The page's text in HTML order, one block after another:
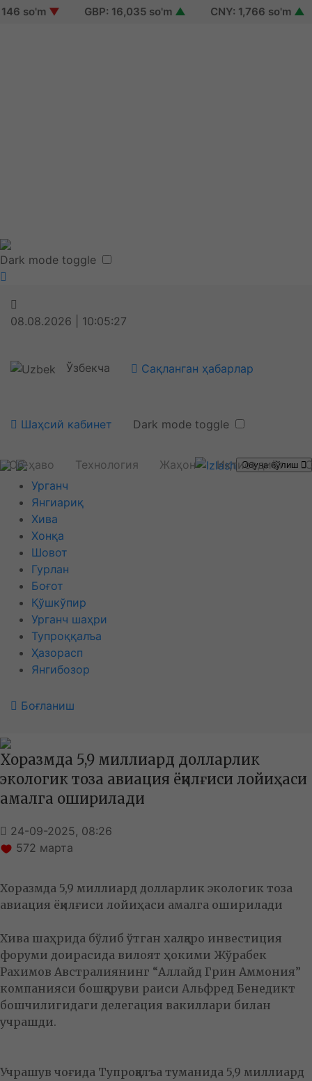
so'm▼ GBP: 16,035 so'm▲ CNY: 1,766 so'm▲
Dark mode toggle
08.08.2026 | 10:05:28
Ўзбекча Сақланган ҳабарлар
Шаҳсий кабинет Dark mode toggle
Об-ҳаво Технология Жаҳон Иқтисодиёт
Обуна бўлиш
Урганч
Янгиариқ
Хива
Хонқа
Шовот
Гурлан
Боғот
Қўшкўпир
Урганч шаҳри
Тупроққалъа
Ҳазорасп
Янгибозор
Боғланиш
Хоразмда 5,9 миллиард долларлик
экологик тоза авиация ёқилғиси лойиҳаси
амалга оширилади
24-09-2025, 08:26
572 марта
Хоразмда 5,9 миллиард долларлик экологик тоза
авиация ёқилғиси лойиҳаси амалга оширилади
Хива шаҳрида бўлиб ўтган халқаро инвестиция
форуми доирасида вилоят ҳокими Жўрабек
Рахимов Австралиянинг “Аллайд Грин Аммония”
компанияси бошқаруви раиси Альфред Бенедикт
бошчилигидаги делегация вакиллари билан
учрашди.
Учрашув чоғида Тупроққалъа туманида 5,9 миллиард